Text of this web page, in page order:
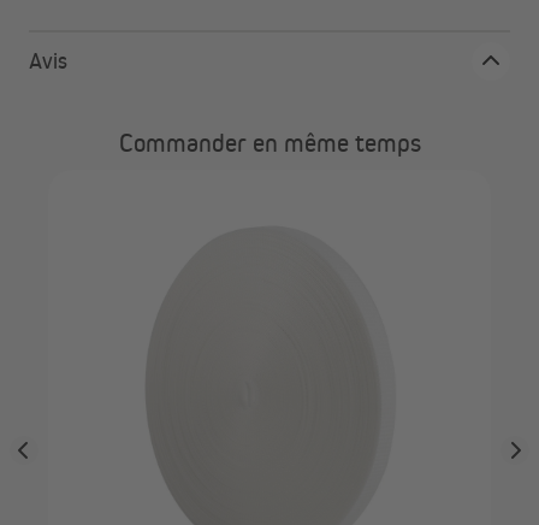
Avis
Commander en même temps